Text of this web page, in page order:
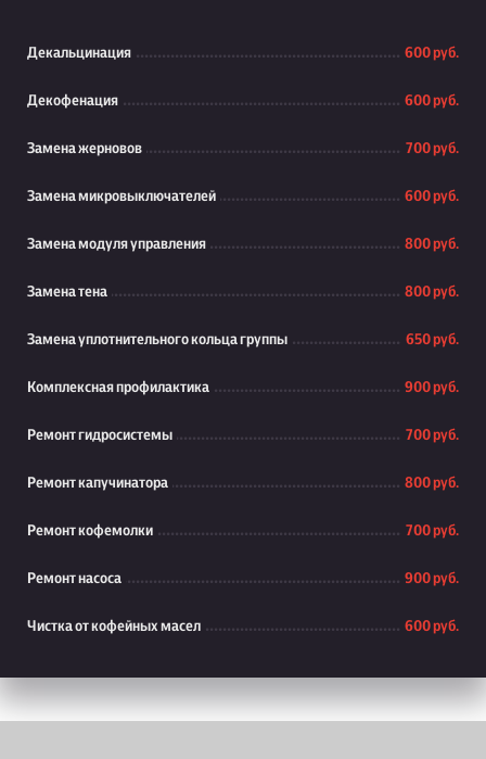
Декальцинация 600 руб.
Декофенация 600 руб.
Замена жерновов 700 руб.
Замена микровыключателей 600 руб.
Замена модуля управления 800 руб.
Замена тена 800 руб.
Замена уплотнительного кольца группы 650 руб.
Комплексная профилактика 900 руб.
Ремонт гидросистемы 700 руб.
Ремонт капучинатора 800 руб.
Ремонт кофемолки 700 руб.
Ремонт насоса 900 руб.
Чистка от кофейных масел 600 руб.